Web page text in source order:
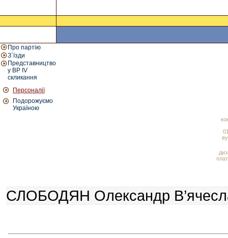
Про партію
З`їзди
Представництво
у ВР IV
скликання
Персоналії
Подорожуємо
Україною
СЛОБОДЯН Олександр